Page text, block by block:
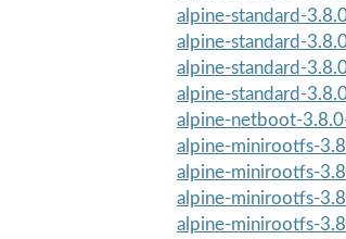
alpine-standard-
alpine-standard-
alpine-standard-
alpine-standard-
alpine-netboot-
alpine-minirootfs-
alpine-minirootfs-
alpine-minirootfs-
alpine-minirootfs-